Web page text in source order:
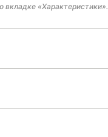
вкладке «Характеристики».